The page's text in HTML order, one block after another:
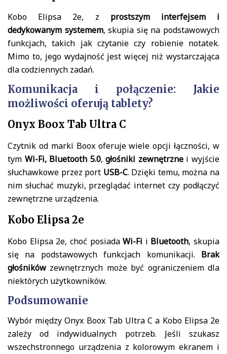
Kobo Elipsa 2e, z prostszym interfejsem i
dedykowanym systemem, skupia się na podstawowych
funkcjach, takich jak czytanie czy robienie notatek.
Mimo to, jego wydajność jest więcej niż wystarczająca
dla codziennych zadań.
Komunikacja i połączenie: Jakie
możliwości oferują tablety?
Onyx Boox Tab Ultra C
Czytnik od marki Boox oferuje wiele opcji łączności, w
tym Wi-Fi, Bluetooth 5.0,głośniki zewnętrznei wyjście
słuchawkowe przez port USB-C. Dzięki temu, można na
nim słuchać muzyki, przeglądać internet czy podłączyć
zewnętrzne urządzenia.
Kobo Elipsa 2e
Kobo Elipsa 2e, choć posiadaWi-Fi i Bluetooth, skupia
się na podstawowych funkcjach komunikacji. Brak
głośników zewnętrznych może być ograniczeniem dla
niektórych użytkowników.
Podsumowanie
Wybór między Onyx Boox Tab Ultra C a Kobo Elipsa 2e
zależy od indywidualnych potrzeb. Jeśli szukasz
wszechstronnego urządzenia z kolorowym ekranem i